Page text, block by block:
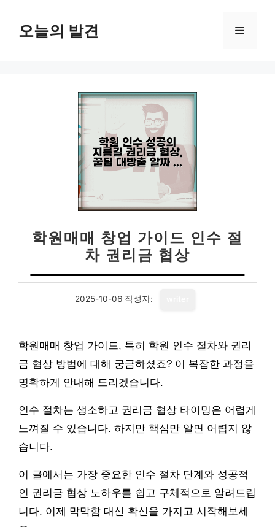
오늘의 발견 메
학원매매 창업 가이드 인수 절
차 권리금 협상
2025-10-06 작성자:
학원매매 창업 가이드, 특히 학원 인수 절차와 권리
금 협상 방법에 대해 궁금하셨죠? 이 복잡한 과정을
명확하게 안내해 드리겠습니다.
인수 절차는 생소하고 권리금 협상 타이밍은 어렵게
느껴질 수 있습니다. 하지만 핵심만 알면 어렵지 않
습니다.
이 글에서는 가장 중요한 인수 절차 단계와 성공적
인 권리금 협상 노하우를 쉽고 구체적으로 알려드립
니다. 이제 막막함 대신 확신을 가지고 시작해보세